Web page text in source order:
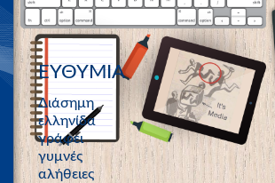
ΕΥΘΥΜΙΑ
Διάσημη
ελληνίδα
γράφει
γυμνές
αλήθειες